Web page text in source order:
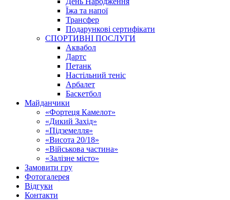
Їжа та напої
Трансфер
Подарункові сертифікати
СПОРТИВНІ ПОСЛУГИ
Аквабол
Дартс
Петанк
Настільний теніс
Арбалет
Баскетбол
Майданчики
«Фортеця Камелот»
«Дикий Захід»
«Підземелля»
«Висота 20/18»
«Військова частина»
«Залізне місто»
Замовити гру
Фотогалерея
Відгуки
Контакти